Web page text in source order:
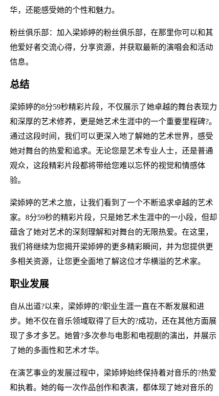
华，还能感受她的个性和魅力。
粉丝俱乐部：加入梁婖婷的粉丝俱乐部，在那里你可以和其
他爱好者交流心得，分享资源，并获取最新的演唱会和活动
信息。
总结
梁婖婷的8分59秒精彩片段，不仅展示了她卓越的舞台表现力
和深厚的艺术修养，更是她艺术生涯中的一个重要里程碑?。
通过这段时间，我们可以更深入地了解她的艺术世界，感受
她对舞台的热爱和追求。无论您是艺术专业人士，还是普通
观众，这段精彩片段都将带给您难以忘怀的视觉和情感体
验。
梁婖婷的艺术之旅，让我们看到了一个不断追求卓越的艺术
家。8分59秒的精彩片段，只是她艺术生涯中的一小段，但却
蕴含了她对艺术的深刻理解和对舞台的无限热爱。在这里，
我们将继续为您揭开梁婖婷的更多精彩瞬间，并为您提供更
多相关资源，让您更全面地了解这位才华横溢的艺术家。
职业发展
自从出道?以来，梁婖婷的?职业生涯一直在不断发展和进
步。她不仅在音乐领域取得了巨大的?成功，还在其他方面展
现了多才多艺。她曾?多次参与电影和电视剧的演出，并展示
了她的多面性和艺术才华。
在演艺事业的发展过程中，梁婖婷始终保持着对音乐的?热爱
和执着。她的每一次作品创作和表演，都体现了她对音乐的